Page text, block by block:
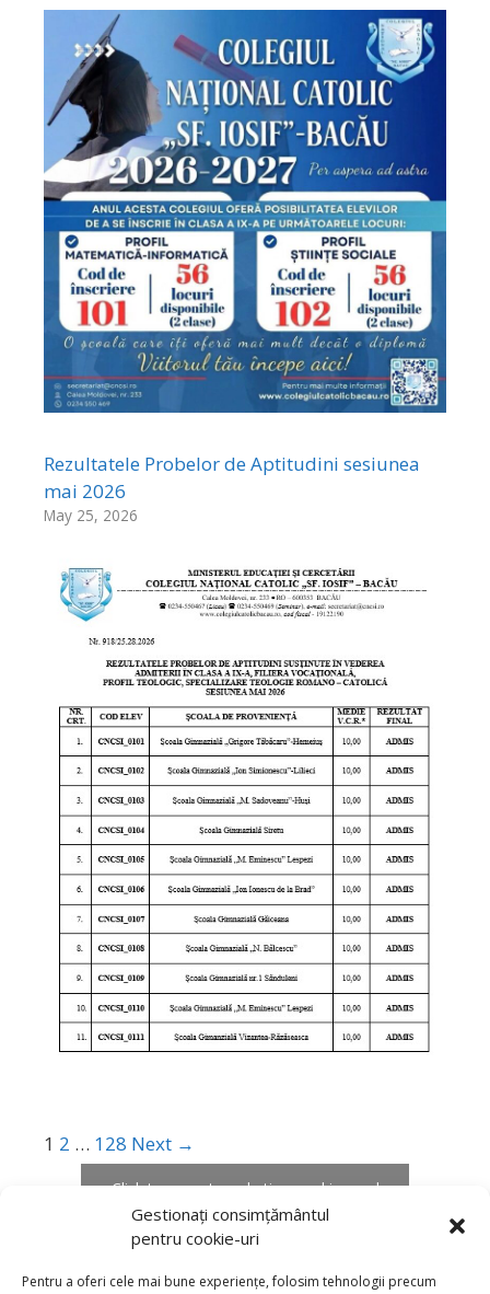
Gestionați consimțământul
pentru cookie-uri
Pentru a oferi cele mai bune experiențe, folosim tehnologii precum
Rezultatele Probelor de Aptitudini sesiunea
mai 2026
May 25, 2026
1 2 … 128 Next →
Click to accept marketing cookies and
enable this content